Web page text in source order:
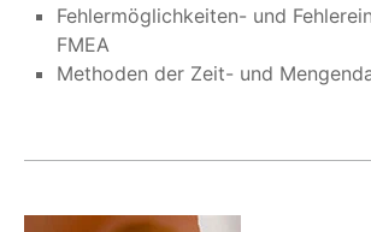
Fehlermöglichkeiten- und
FMEA
Methoden der Zeit- und